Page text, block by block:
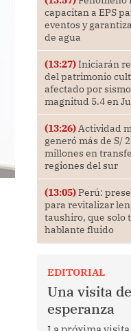
capacitan a EPS
eventos y
de agua
(13:27)Iniciarán
del patrimonio
afectado por
magnitud 5.4 en
(13:26)Actividad
generó más de S/
millones en
regiones del sur
(13:05)Perú:
para revitalizar
taushiro, que solo
hablante fluido
EDITORIAL
Una visita de
esperanza